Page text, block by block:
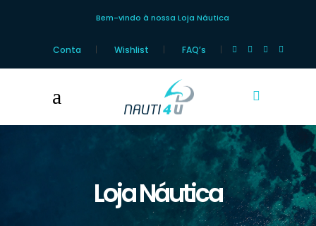
Bem-vindo à nossa Loja Náutica
Conta Wishlist FAQ’s
Loja Náutica